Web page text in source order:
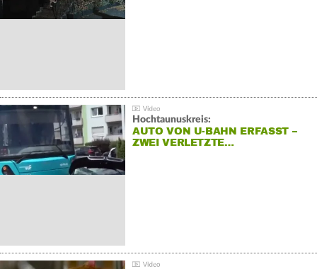
Hochtaunuskreis:
AUTO VON U-BAHN ERFASST –
ZWEI VERLETZTE…